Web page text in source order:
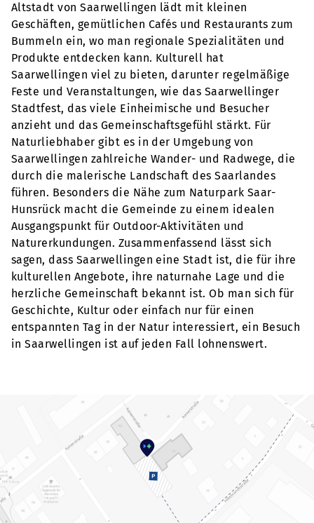
Altstadt von Saarwellingen lädt mit kleinen
Geschäften, gemütlichen Cafés und Restaurants zum
Bummeln ein, wo man regionale Spezialitäten und
Produkte entdecken kann. Kulturell hat
Saarwellingen viel zu bieten, darunter regelmäßige
Feste und Veranstaltungen, wie das Saarwellinger
Stadtfest, das viele Einheimische und Besucher
anzieht und das Gemeinschaftsgefühl stärkt. Für
Naturliebhaber gibt es in der Umgebung von
Saarwellingen zahlreiche Wander- und Radwege, die
durch die malerische Landschaft des Saarlandes
führen. Besonders die Nähe zum Naturpark Saar-
Hunsrück macht die Gemeinde zu einem idealen
Ausgangspunkt für Outdoor-Aktivitäten und
Naturerkundungen. Zusammenfassend lässt sich
sagen, dass Saarwellingen eine Stadt ist, die für ihre
kulturellen Angebote, ihre naturnahe Lage und die
herzliche Gemeinschaft bekannt ist. Ob man sich für
Geschichte, Kultur oder einfach nur für einen
entspannten Tag in der Natur interessiert, ein Besuch
in Saarwellingen ist auf jeden Fall lohnenswert.